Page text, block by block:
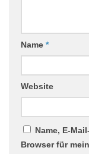
Name *
Website
Name, E-
Browser für